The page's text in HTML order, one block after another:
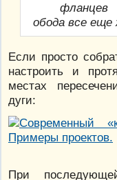
обода все еще
Если просто
настроить и
местах
дуги:
При